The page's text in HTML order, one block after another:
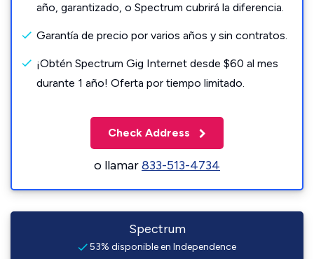
año, garantizado, o Spectrum cubrirá la diferencia.
Garantía de precio por varios años y sin contratos.
¡Obtén Spectrum Gig Internet desde $60 al mes
durante 1 año! Oferta por tiempo limitado.
Check Address
o llamar833-513-4734
Spectrum
53% disponible en Independence